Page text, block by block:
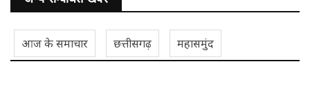
आज के समाचार छत्तीसगढ़ महासमुंद